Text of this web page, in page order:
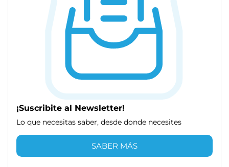
¡Suscribite al Newsletter!
Lo que necesitas saber, desde donde necesites
SABER MÁS